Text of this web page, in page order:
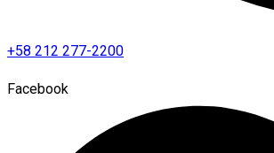
+58 212 277-2200
Facebook